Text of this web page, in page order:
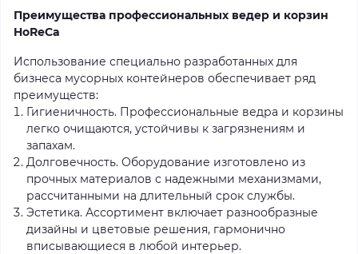
Преимущества профессиональных ведер и корзин
HoReCa
Использование специально разработанных для
бизнеса мусорных контейнеров обеспечивает ряд
преимуществ:
Гигиеничность. Профессиональные ведра и корзины
легко очищаются, устойчивы к загрязнениям и
запахам.
Долговечность. Оборудование изготовлено из
прочных материалов с надежными механизмами,
рассчитанными на длительный срок службы.
Эстетика. Ассортимент включает разнообразные
дизайны и цветовые решения, гармонично
вписывающиеся в любой интерьер.